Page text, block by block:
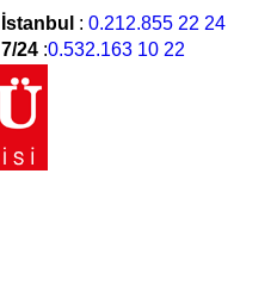
İstanbul : 0.212.855 22 24
7/24 :0.532.163 10 22